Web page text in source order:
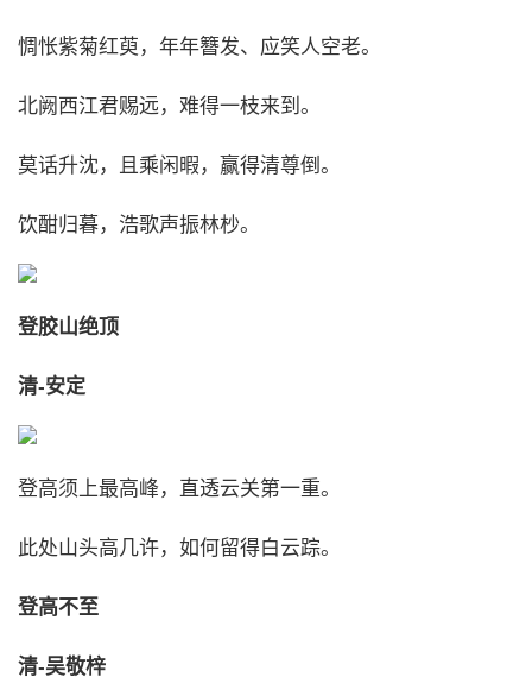
惆怅紫菊红萸，年年簪发、应笑人空老。
北阙西江君赐远，难得一枝来到。
莫话升沈，且乘闲暇，赢得清尊倒。
饮酣归暮，浩歌声振林杪。
登胶山绝顶
清-安定
登高须上最高峰，直透云关第一重。
此处山头高几许，如何留得白云踪。
登高不至
清-吴敬梓